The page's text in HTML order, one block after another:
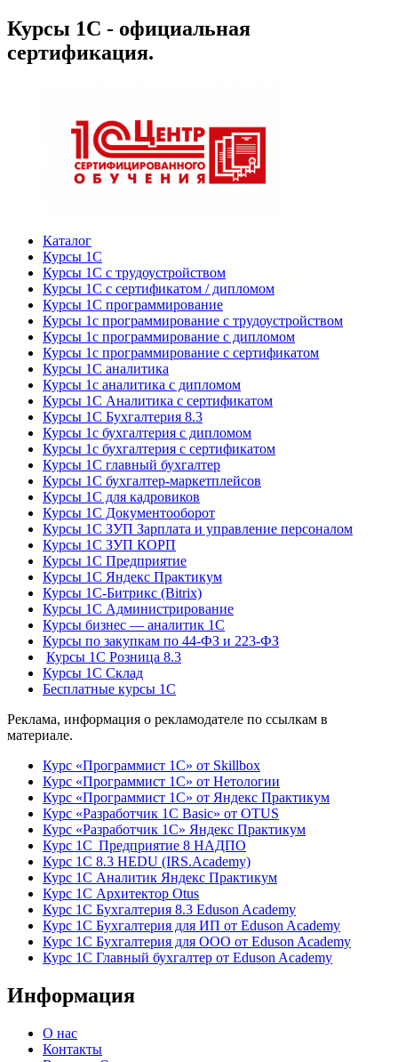
Курсы 1С - официальная
сертификация.
Каталог
Курсы 1С
Курсы 1С с трудоустройством
Курсы 1С с сертификатом / дипломом
Курсы 1С программирование
Курсы 1с программирование с трудоустройством
Курсы 1с программирование с дипломом
Курсы 1с программирование с сертификатом
Курсы 1С аналитика
Курсы 1с аналитика с дипломом
Курсы 1С Аналитика с сертификатом
Курсы 1С Бухгалтерия 8.3
Курсы 1с бухгалтерия с дипломом
Курсы 1с бухгалтерия с сертификатом
Курсы 1С главный бухгалтер
Курсы 1С бухгалтер-маркетплейсов
Курсы 1С для кадровиков
Курсы 1С Документооборот
Курсы 1С ЗУП Зарплата и управление персоналом
Курсы 1С ЗУП КОРП
Курсы 1С Предприятие
Курсы 1С Яндекс Практикум
Курсы 1С-Битрикс (Bitrix)
Курсы 1С Администрирование
Курсы бизнес — аналитик 1С
Курсы по закупкам по 44‑ФЗ и 223‑ФЗ
Курсы 1С Розница 8.3
Курсы 1С Склад
Бесплатные курсы 1С
Реклама, информация о рекламодателе по ссылкам в
материале.
Курс «Программист 1С» от Skillbox
Курс «Программист 1С» от Нетологии
Курс «Программист 1С» от Яндекс Практикум
Курс «Разработчик 1С Basic» от OTUS
Курс «Разработчик 1С» Яндекс Практикум
Курс 1С Предприятие 8 НАДПО
Курс 1С 8.3 HEDU (IRS.Academy)
Курс 1С Аналитик Яндекс Практикум
Курс 1С Архитектор Otus
Курс 1С Бухгалтерия 8.3 Eduson Academy
Курс 1С Бухгалтерия для ИП от Eduson Academy
Курс 1С Бухгалтерия для ООО от Eduson Academy
Курс 1С Главный бухгалтер от Eduson Academy
Информация
О нас
Контакты